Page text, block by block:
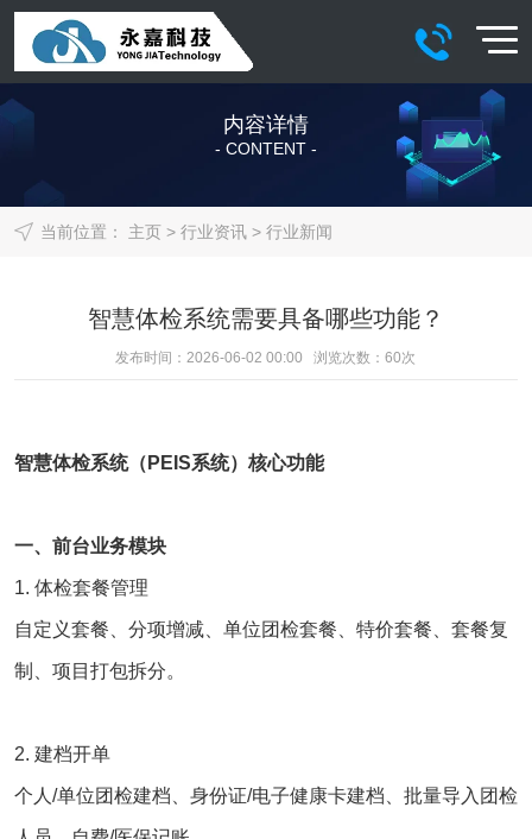
内容详情
- CONTENT -
当前位置： 主页> 行业资讯> 行业新闻
智慧体检系统需要具备哪些功能？
发布时间：2026-06-02 00:00 浏览次数：60次
智慧体检系统（ PEIS系统）核心功能
一、前台业务模块
1. 体检套餐管理
自定义套餐、分项增减、单位团检套餐、特价套餐、套餐复
制、项目打包拆分。
2. 建档开单
个人/单位团检建档、身份证/电子健康卡建档、批量导入团检